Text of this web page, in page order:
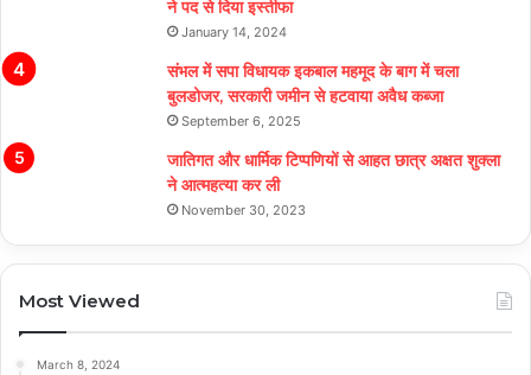
ने पद से दिया इस्तीफा
January 14, 2024
संभल में सपा विधायक इकबाल महमूद के बाग में चला
बुलडोजर, सरकारी जमीन से हटवाया अवैध कब्जा
September 6, 2025
जातिगत और धार्मिक टिप्पणियों से आहत छात्र अक्षत शुक्ला
ने आत्महत्या कर ली
November 30, 2023
Most Viewed
March 8, 2024